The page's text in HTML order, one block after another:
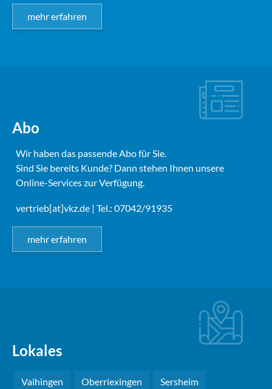
mehr erfahren
Abo
Wir haben das passende Abo für Sie.
Sind Sie bereits Kunde? Dann stehen Ihnen unsere
Online-Services zur Verfügung.
vertrieb[at]vkz.de | Tel.: 07042/91935
mehr erfahren
Lokales
Vaihingen Oberriexingen Sersheim